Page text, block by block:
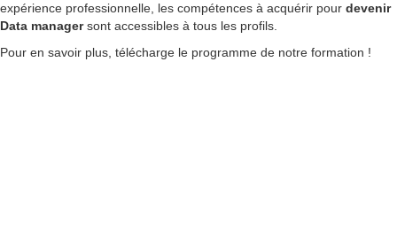
expérience professionnelle, les compétences à acquérir pour devenir
Data managersont accessibles à tous les profils.
Pour en savoir plus, télécharge le programme de notre formation !